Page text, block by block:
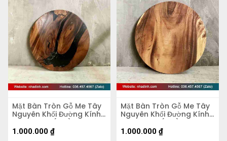
Mặt Bàn Tròn Gỗ Me Tây
Nguyên Khối Đường Kính
58 Dày 4,2 (cm)
1.000.000 ₫
Mặt Bàn Tròn Gỗ Me Tây
Nguyên Khối Đường Kính
58 Dày 5,5 (cm)
1.000.000 ₫